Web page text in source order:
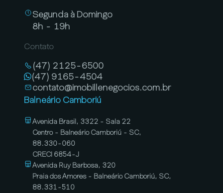
Segunda à Domingo
8h - 19h
Contato
(47) 2125-6500
(47) 9165-4504
contato@imobillenegocios.com.br
Balneário Camboriú
Avenida Brasil, 3322 - Sala 22
Centro - Balneário Camboriú - SC,
88.330-060
CRECI 6854-J
Avenida Ruy Barbosa, 320
Praia dos Amores - Balneário Camboriú, SC,
88.331-510